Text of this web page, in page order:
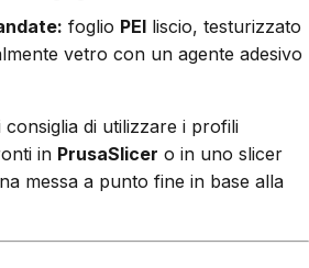
foglio PEI liscio, testurizzato
vetro con un agente adesivo
consiglia di utilizzare i profili
in PrusaSlicer o in uno slicer
messa a punto fine in base alla